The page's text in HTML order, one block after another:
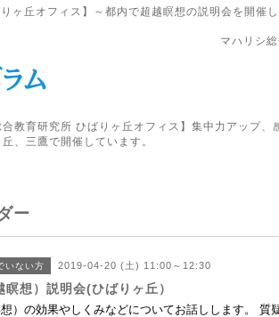
丘オフィス】～都内で超越瞑想の説明会を開催し
マハリシ
教育研究所 ひばりヶ丘オフィス】集中力アップ、
、三鷹で開催しています。
ー
いない方 2019-04-20 (土) 11:00～12:30
瞑想）説明会(ひばりヶ丘）
）の効果やしくみなどについてお話しします。 質